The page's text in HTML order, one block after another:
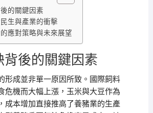
的關鍵因素
生與產業的衝擊
應對策略與未來展望
背後的關鍵因素
形成並非單一原因所致。國際飼料
危機而大幅上漲，玉米與大豆作為
成本增加直接推高了養豬業的生產